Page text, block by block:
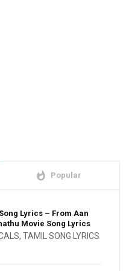
whatshot Popular
Lyrics – From Aan
Movie Song Lyrics
, TAMIL SONG LYRICS